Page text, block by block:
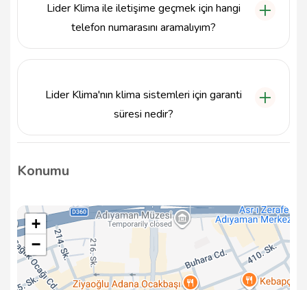
tutmaktadır.
Lider Klima ile iletişime geçmek için hangi
telefon numarasını aramalıyım?
Lider Klima'nın klima sistemleri için garanti
süresi nedir?
Lider Klima'nın sunduğu klima sistemleri, markaların
kapsamındadır. Detaylı bilgi için firmamızla iletişime
Konumu
+
−